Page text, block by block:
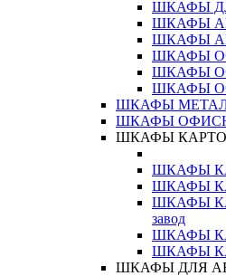
ШКАФЫ
ШКАФЫ
ШКАФЫ
ШКАФЫ
ШКАФЫ
ШКАФЫ
ШКАФЫ
ШКАФЫ
ШКАФЫ
ШКАФЫ
ШКАФЫ
ШКАФЫ
завод
ШКАФЫ
ШКАФЫ
ШКАФЫ ДЛЯ